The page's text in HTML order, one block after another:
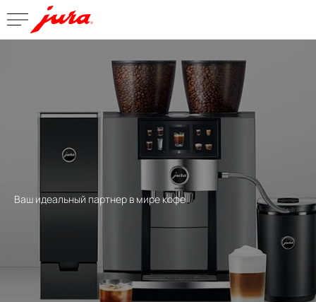
Ваш идеальный партнер в мире кофе